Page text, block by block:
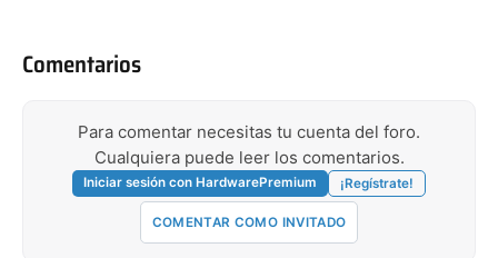
Comentarios
Para comentar necesitas tu cuenta del foro.
Cualquiera puede leer los comentarios.
Iniciar sesión con HardwarePremium ¡Regístrate!
COMENTAR COMO INVITADO